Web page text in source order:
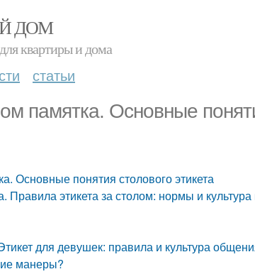
ДОМ
квартиры и дома
статьи
памятка. Основные
Основные понятия столового этикета
Правила этикета за столом: нормы и
для девушек: правила и культура
манеры?